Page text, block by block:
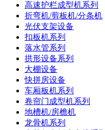
高速护栏成型机系列
折弯机/剪板机/分条机
光伏支架设备
扣板机系列
落水管系列
拱形设备系列
大棚设备
快拼房设备
车厢板机系列
卷帘门成型机系列
地槽机/房檐机
龙骨机系列